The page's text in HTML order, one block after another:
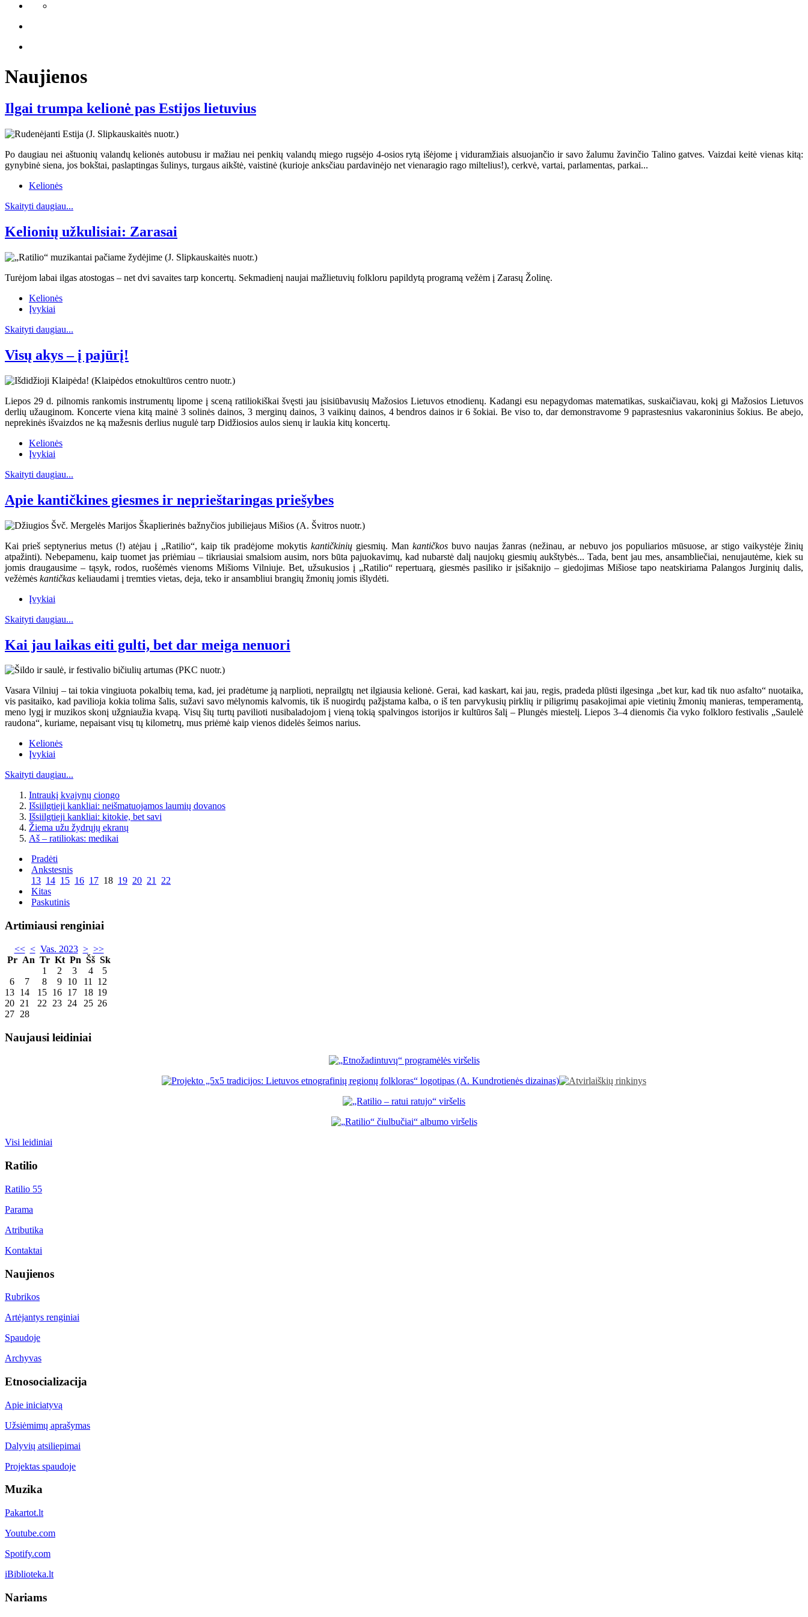
Naujienos
Ilgai trumpa kelionė pas Estijos lietuvius
Po daugiau nei aštuonių valandų kelionės autobusu ir mažiau nei penkių valandų miego rugsėjo 4-osios rytą išėjome į viduramžiais alsuojančio ir savo žalumu žavinčio Talino gatves. Vaizdai keitė vienas kitą:
gynybinė siena, jos bokštai, paslaptingas šulinys, turgaus aikštė, vaistinė (kurioje anksčiau pardavinėjo net vienaragio rago miltelius!), cerkvė, vartai, parlamentas, parkai...
Kelionės
Skaityti daugiau...
Kelionių užkulisiai: Zarasai
Turėjom labai ilgas atostogas – net dvi savaites tarp koncertų. Sekmadienį naujai mažlietuvių folkloru papildytą programą vežėm į Zarasų Žolinę.
Kelionės
Įvykiai
Skaityti daugiau...
Visų akys – į pajūrį!
Liepos 29 d. pilnomis rankomis instrumentų lipome į sceną ratiliokiškai švęsti jau įsisiūbavusių Mažosios Lietuvos etnodienų. Kadangi esu nepagydomas matematikas, suskaičiavau, kokį gi Mažosios Lietuvos
derlių užauginom. Koncerte viena kitą mainė 3 solinės dainos, 3 merginų dainos, 3 vaikinų dainos, 4 bendros dainos ir 6 šokiai. Be viso to, dar demonstravome 9 paprastesnius vakaroninius šokius. Be abejo,
neprekinės išvaizdos ne ką mažesnis derlius nugulė tarp Didžiosios aulos sienų ir laukia kitų koncertų.
Kelionės
Įvykiai
Skaityti daugiau...
Apie kantičkines giesmes ir neprieštaringas priešybes
Kai prieš septynerius metus (!) atėjau į „Ratilio“, kaip tik pradėjome mokytis kantičkiniųgiesmių. Mankantičkos buvo naujas žanras (nežinau, ar nebuvo jos populiarios mūsuose, ar stigo vaikystėje žinių
atpažinti). Nebepamenu, kaip tuomet jas priėmiau – tikriausiai smalsiom ausim, nors būta pajuokavimų, kad nubarstė dalį naujokų giesmių aukštybės... Tada, bent jau mes, ansambliečiai, nenujautėme, kiek su
jomis draugausime – tąsyk, rodos, ruošėmės vienoms Mišioms Vilniuje. Bet, užsukusios į „Ratilio“ repertuarą, giesmės pasiliko ir įsišaknijo – giedojimas Mišiose tapo neatskiriama Palangos Jurginių dalis,
vežėmės kantičkas keliaudami į tremties vietas, deja, teko ir ansambliui brangių žmonių jomis išlydėti.
Įvykiai
Skaityti daugiau...
Kai jau laikas eiti gulti, bet dar meiga nenuori
Vasara Vilniuj – tai tokia vingiuota pokalbių tema, kad, jei pradėtume ją narplioti, neprailgtų net ilgiausia kelionė. Gerai, kad kaskart, kai jau, regis, pradeda plūsti ilgesinga „bet kur, kad tik nuo asfalto“ nuotaika,
vis pasitaiko, kad pavilioja kokia tolima šalis, sužavi savo mėlynomis kalvomis, tik iš nuogirdų pažįstama kalba, o iš ten parvykusių pirklių ir piligrimų pasakojimai apie vietinių žmonių manieras, temperamentą,
meno lygį ir muzikos skonį užgniaužia kvapą. Visų šių turtų pavilioti nusibaladojom į vieną tokią spalvingos istorijos ir kultūros šalį – Plungės miestelį. Liepos 3–4 dienomis čia vyko folkloro festivalis „Saulelė
raudona“, kuriame, nepaisant visų tų kilometrų, mus priėmė kaip vienos didelės šeimos narius.
Kelionės
Įvykiai
Skaityti daugiau...
Intraukį kvajynų ciongo
Išsiilgtieji kankliai: neišmatuojamos laumių dovanos
Išsiilgtieji kankliai: kitokie, bet savi
Žiema užu žydrųjų ekranų
Aš – ratiliokas: medikai
Pradėti
Ankstesnis
13 14 15 16 17 18 19 20 21 22
Kitas
Paskutinis
Artimiausi renginiai
<< < Vas. 2023 > >>
Pr An Tr Kt Pn Šš Sk
1
2 3 4
5
6
7 8 9 10 11
12
13 14 15 16 17 18 19
20 21 22 23 24 25 26
27 28
Naujausi leidiniai
Visi leidiniai
Ratilio
Ratilio 55
Parama
Atributika
Kontaktai
Naujienos
Rubrikos
Artėjantys renginiai
Spaudoje
Archyvas
Etnosocializacija
Apie iniciatyvą
Užsiėmimų aprašymas
Dalyvių atsiliepimai
Projektas spaudoje
Muzika
Pakartot.lt
Youtube.com
Spotify.com
iBiblioteka.lt
Nariams